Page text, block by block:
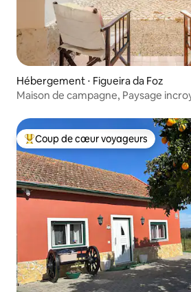
Hébergement ⋅ Figueira da Foz
Maison de campagne, Paysage
Coups de cœur voyageurs les plus
Coup de cœur voyageurs